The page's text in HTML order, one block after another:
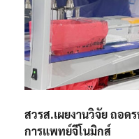
สวรส.เผยงานวิจัย ถอด
การแพทย์จีโนมิกส์